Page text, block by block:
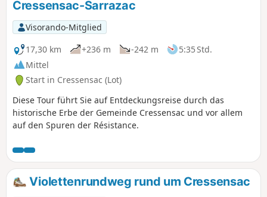
Cressensac-Sarrazac
Visorando-Mitglied
17,30 km
+236 m -242 m
5:35 Std.
Mittel
Start in Cressensac (Lot)
Diese Tour führt Sie auf Entdeckungsreise durch das
historische Erbe der Gemeinde Cressensac und vor allem
auf den Spuren der Résistance.
Violettenrundweg rund um Cressensac